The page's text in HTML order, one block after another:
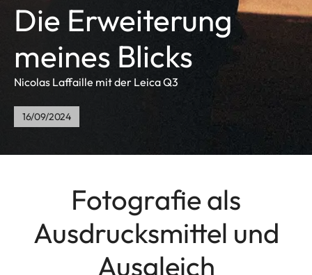
Die Erweiterung
meines Blicks
Nicolas Laffaille mit der Leica Q3
16/09/2024
Fotografie als
Ausdrucksmittel und
Ausgleich